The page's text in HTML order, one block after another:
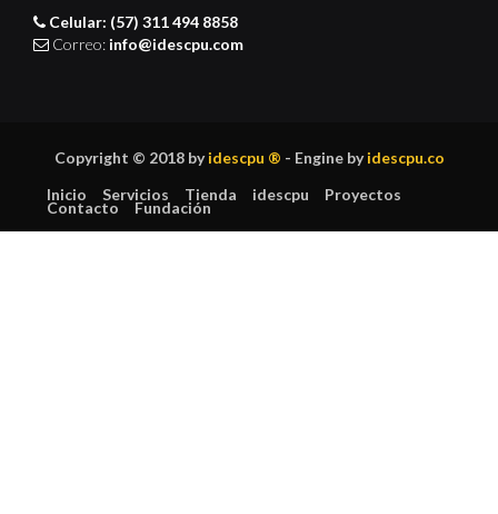
Celular: (57) 311 494 8858
Correo: info@idescpu.com
Copyright © 2018 byidescpu ® - Engine byidescpu.co
Inicio
Servicios Tienda idescpu Proyectos
Contacto Fundación